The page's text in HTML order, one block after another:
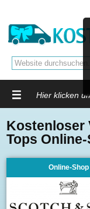
Hier klicken
Kostenloser
Tops
Online-Shop